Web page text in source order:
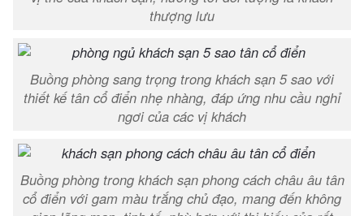
thượng lưu
Buồng phòng sang trọng trong khách sạn 5 sao với
thiết kế tân cổ điển nhẹ nhàng, đáp ứng nhu cầu nghỉ
ngơi của các vị khách
Buồng phòng trong khách sạn phong cách châu âu tân
cổ điển với gam màu trắng chủ đạo, mang đến không